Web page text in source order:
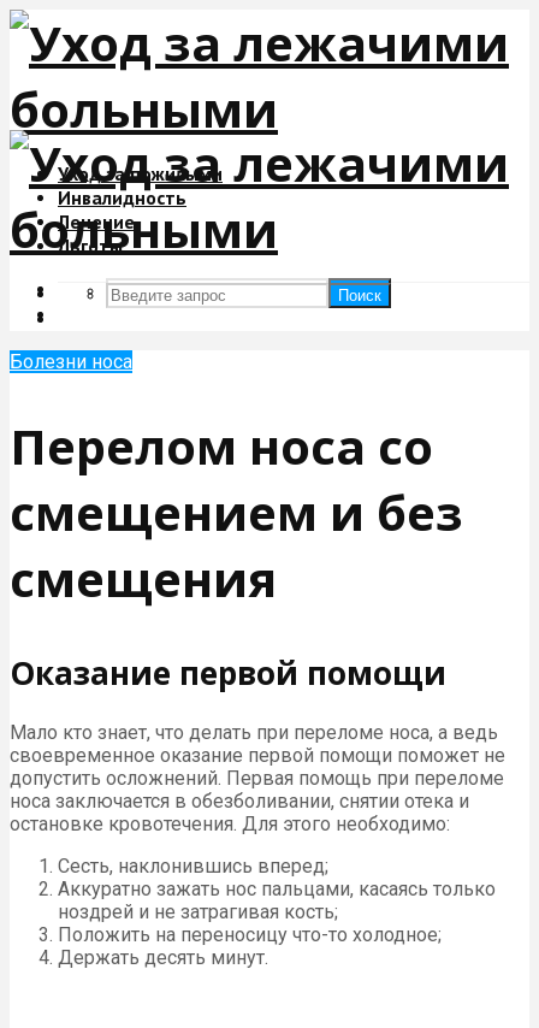
Уход за пожилыми
Инвалидность
Лечение
Льготы
Поиск
Поиск
Болезни носа
Перелом носа со
смещением и без
смещения
Оказание первой помощи
Мало кто знает, что делать при переломе носа, а ведь
своевременное оказание первой помощи поможет не
допустить осложнений. Первая помощь при переломе
носа заключается в обезболивании, снятии отека и
остановке кровотечения. Для этого необходимо:
Сесть, наклонившись вперед;
Аккуратно зажать нос пальцами, касаясь только
ноздрей и не затрагивая кость;
Положить на переносицу что-то холодное;
Держать десять минут.